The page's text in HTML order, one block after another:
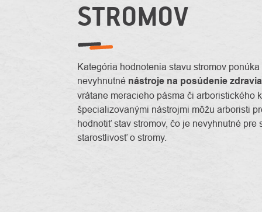
STROMOV
Kategória hodnotenia stavu stromov
nevyhnutné nástroje na posúdenie
vrátane meracieho pásma či arboristického
špecializovanými nástrojmi môžu arboristi
hodnotiť stav stromov, čo je nevyhnutné pre
starostlivosť o stromy.